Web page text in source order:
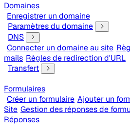
Domaines
Enregistrer un domaine
Paramètres du domaine
DNS
Connecter un domaine au site
mails Règles de redirection d'URL
Transfert
Formulaires
Créer un formulaire Ajouter un
Site Gestion des réponses de
Réponses